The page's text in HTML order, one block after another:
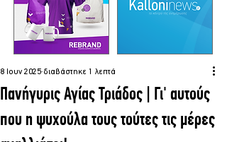
Πανήγυρις Αγίας Τριάδος | Γι' αυτούς
που η ψυχούλα τους τούτες τις μέρες
8 Ιουν 2025 διαβάστηκε 1 λεπτά